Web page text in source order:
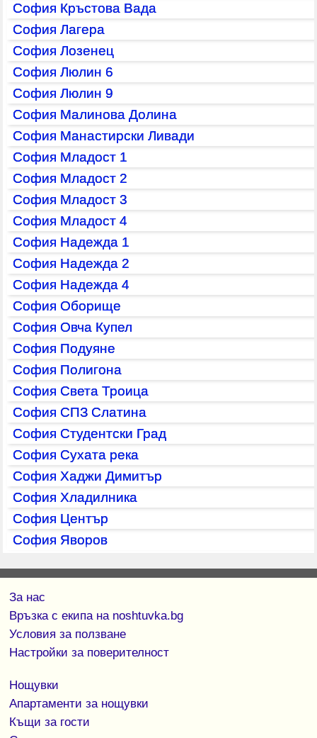
София Кръстова Вада
София Лагера
София Лозенец
София Люлин 6
София Люлин 9
София Малинова Долина
София Манастирски Ливади
София Младост 1
София Младост 2
София Младост 3
София Младост 4
София Надежда 1
София Надежда 2
София Надежда 4
София Оборище
София Овча Купел
София Подуяне
София Полигона
София Света Троица
София СПЗ Слатина
София Студентски Град
София Сухата река
София Хаджи Димитър
София Хладилника
София Център
София Яворов
За нас
Връзка с екипa на noshtuvka.bg
Условия за ползване
Настройки за поверителност
Нощувки
Апартаменти за нощувки
Къщи за гости